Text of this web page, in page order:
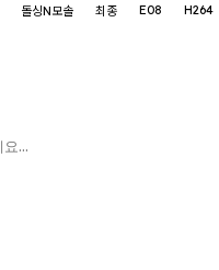
돌싱N모솔 최종 E08 H264